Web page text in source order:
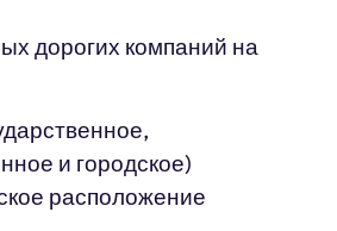
дорогих компаний на
и городское)
расположение